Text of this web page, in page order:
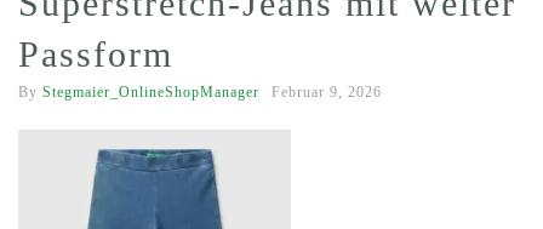
Passform
By Stegmaier_OnlineShopManager Februar 9, 2026